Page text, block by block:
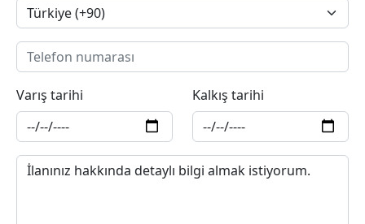
Varış tarihi Kalkış tarihi